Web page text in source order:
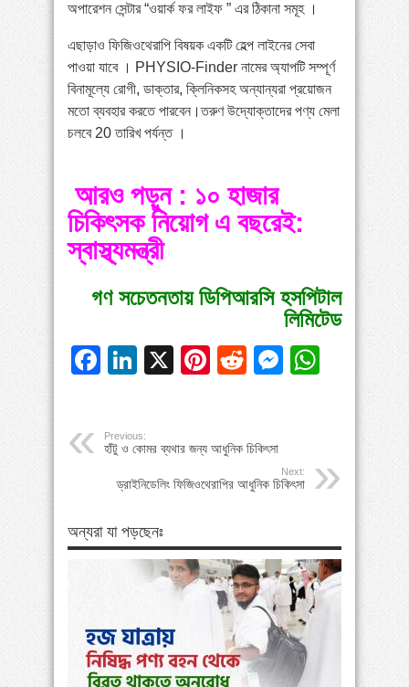
অপারেশন সেন্টার “ওয়ার্ক ফর লাইফ ” এর ঠিকানা সমূহ ।
এছাড়াও ফিজিওথেরাপি বিষয়ক একটি হেল্প লাইনের সেবা
পাওয়া যাবে । PHYSIO-Finder নামের অ্যাপটি সম্পূর্ণ
বিনামূল্যে রোগী, ডাক্তার, ক্লিনিকসহ অন্যান্যরা প্রয়োজন
মতো ব্যবহার করতে পারবেন।তরুণ উদ্যোক্তাদের পণ্য মেলা
চলবে 20 তারিখ পর্যন্ত ।
আরও পড়ুন : ১০ হাজার
চিকিৎসক নিয়োগ এ বছরেই:
স্বাস্থ্যমন্ত্রী
গণ সচেতনতায় ডিপিআরসি হসপিটাল
লিমিটেড
Facebook
LinkedIn
X Pinterest
Reddit
Previous:
হাঁটু ও কোমর ব্যথার জন্য আধুনিক চিকিৎসা
Next:
ড্রাইনিডেলিং ফিজিওথেরাপির আধুনিক চিকিৎসা
অন্যরা যা পড়ছেনঃ